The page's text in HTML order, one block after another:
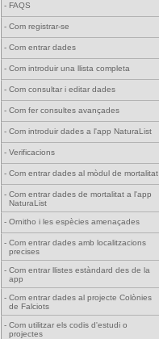
- FAQS
- Com registrar-se
- Com entrar dades
- Com introduir una llista completa
- Com consultar i editar dades
- Com fer consultes avançades
- Com introduir dades a l'app NaturaList
- Verificacions
- Com entrar dades al mòdul de mortalitat
- Com entrar dades de mortalitat a l'app
NaturaList
- Ornitho i les espècies amenaçades
- Com entrar dades amb localitzacions
precises
- Com entrar llistes estàndard des de la
app
- Com entrar dades al projecte Colònies
de Falciots
- Com utilitzar els codis d'estudi o
projectes